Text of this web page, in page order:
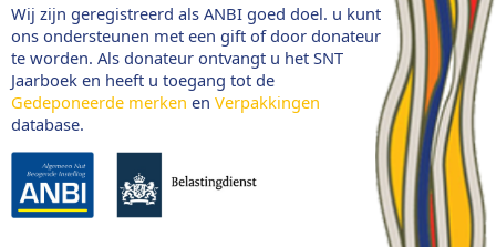
Wij zijn geregistreerd als ANBI goed doel. u kunt
ons ondersteunen met een gift of door donateur
te worden. Als donateur ontvangt u het SNT
Jaarboek en heeft u toegang tot de
Gedeponeerde merken en Verpakkingen
database.